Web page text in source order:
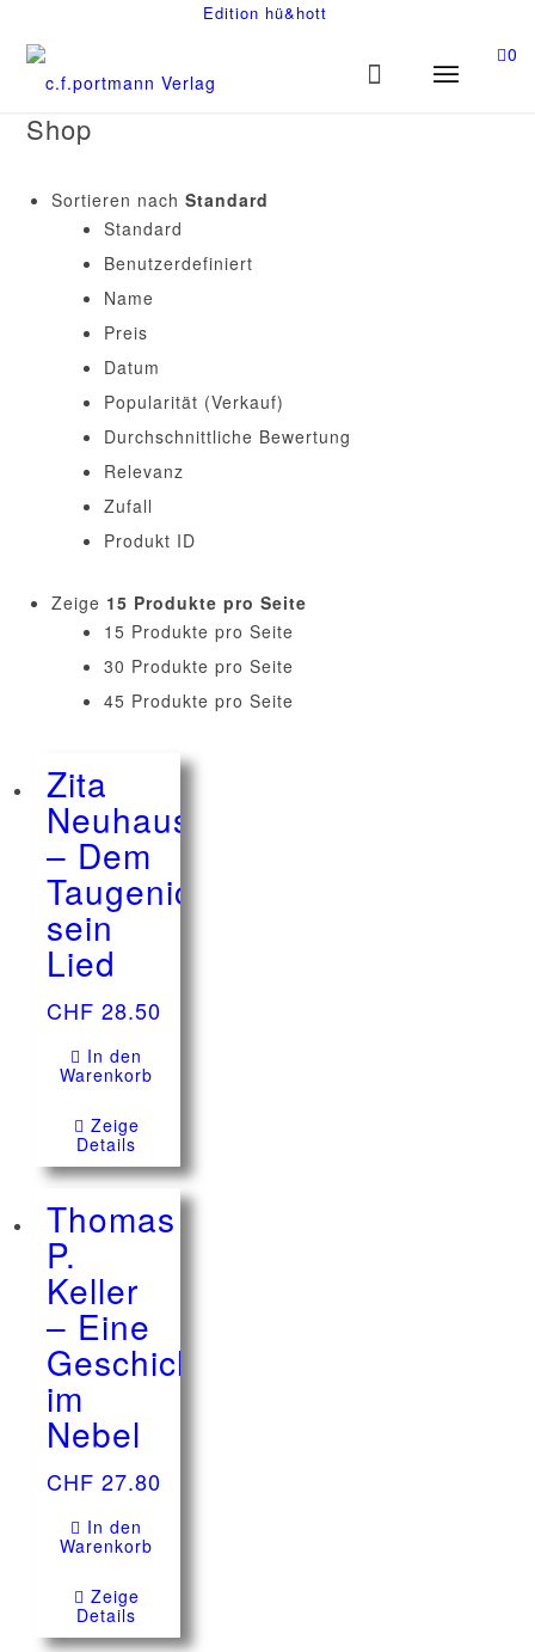
Edition hü&hott
0
Shop
Sortieren nachStandard
Standard
Benutzerdefiniert
Name
Preis
Datum
Popularität (Verkauf)
Durchschnittliche Bewertung
Relevanz
Zufall
Produkt ID
Zeige 15 Produkte pro Seite
15 Produkte pro Seite
30 Produkte pro Seite
45 Produkte pro Seite
Zita
Neuhaus
– Dem
Taugenichts
sein
Lied
CHF 28.50
In den
Warenkorb
Zeige
Details
Thomas
P.
Keller
– Eine
Geschichte
im
Nebel
CHF 27.80
In den
Warenkorb
Zeige
Details